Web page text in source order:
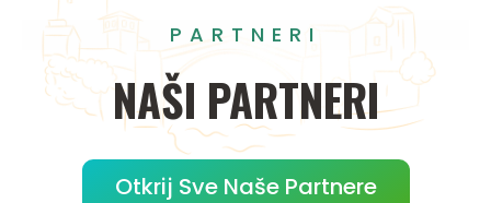
PARTNERI
NAŠI PARTNERI
Otkrij Sve Naše Partnere